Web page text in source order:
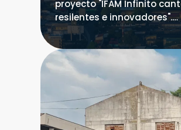
proyecto "IFAM Infinito
resilentes e innovadores".
Diagnóstico y hoja de ruta
cada uno de los 91
Costa Rica en 5 verticales:
Gobernanza, Ambiente,
Planeamiento urbano,
humano y Competitividad.